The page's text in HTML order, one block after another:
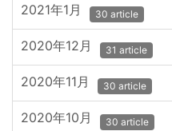
2021年1月 30 article
2020年12月 31 article
2020年11月 30 article
2020年10月 30 article